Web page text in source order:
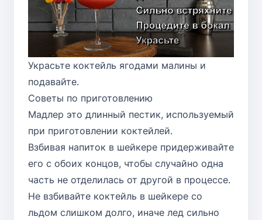
Украсьте коктейль ягодами малины и
подавайте.
Советы по приготовлению
Мадлер это длинный пестик, используемый
при приготовлении коктейлей.
Взбивая напиток в шейкере придерживайте
его с обоих концов, чтобы случайно одна
часть не отделилась от другой в процессе.
Не взбивайте коктейль в шейкере со
льдом слишком долго, иначе лед сильно